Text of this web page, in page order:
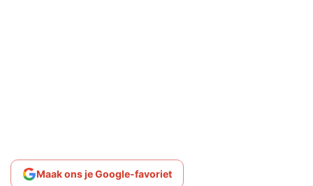
Maak ons je Google-favoriet